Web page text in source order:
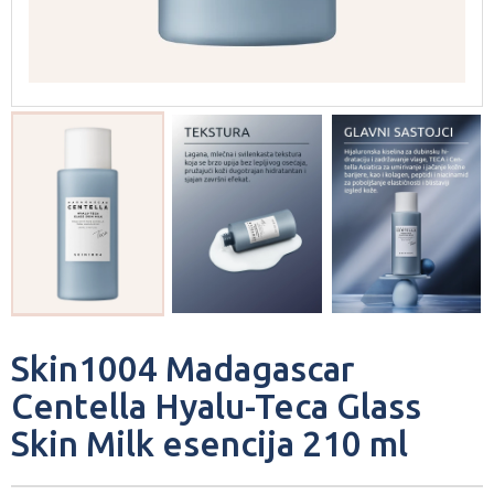
Skin1004 Madagascar
Centella Hyalu-Teca Glass
Skin Milk esencija 210 ml